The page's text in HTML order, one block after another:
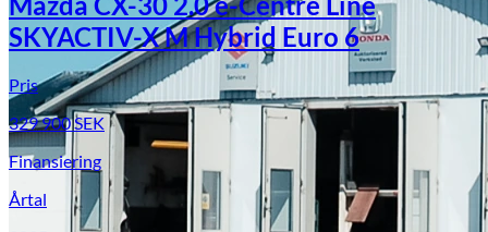
SKYACTIV-X M Hybrid Euro 6
Pris
329 900SEK
Finansiering
Årtal